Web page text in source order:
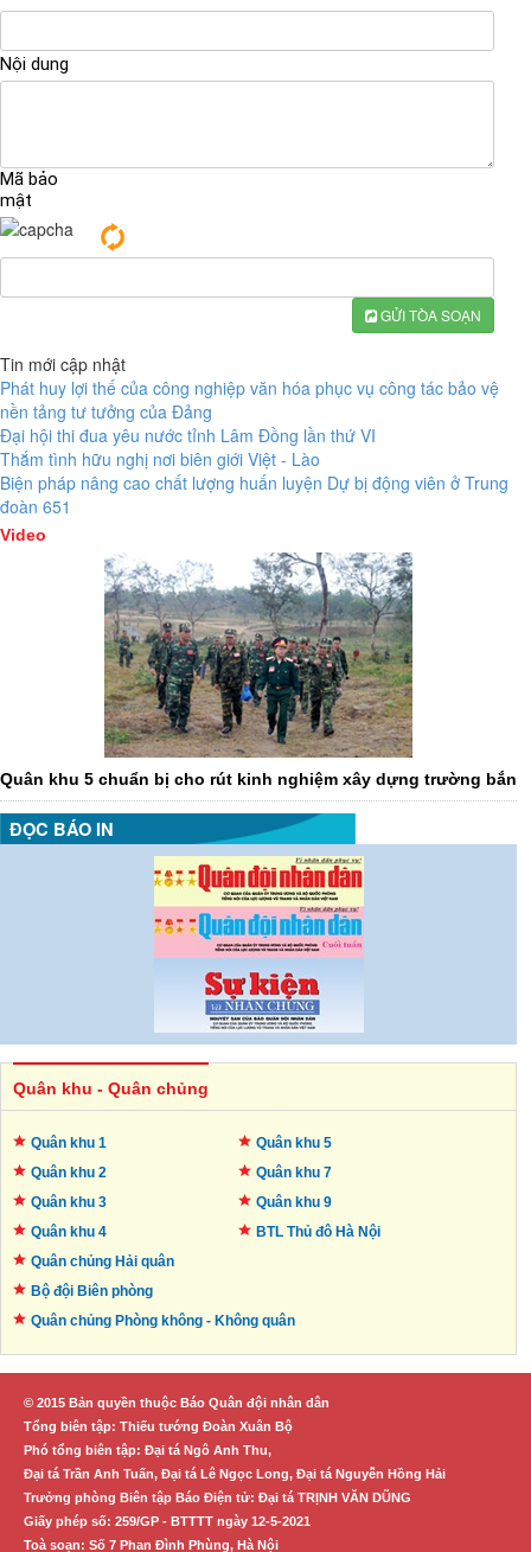
Nội dung
Mã bảo
mật
GỬI TÒA SOẠN
Tin mới cập nhật
Phát huy lợi thế của công nghiệp văn hóa phục vụ công tác bảo vệ
nền tảng tư tưởng của Đảng
Đại hội thi đua yêu nước tỉnh Lâm Đồng lần thứ VI
Thắm tình hữu nghị nơi biên giới Việt - Lào
Biện pháp nâng cao chất lượng huấn luyện Dự bị động viên ở Trung
đoàn 651
Video
Quân khu 5 chuẩn bị cho rút kinh nghiệm xây dựng trường bắn
ĐỌC BÁO IN
Quân khu - Quân chủng
Quân khu 1
Quân khu 2
Quân khu 3
Quân khu 4
Quân khu 5
Quân khu 7
Quân khu 9
BTL Thủ đô Hà Nội
Quân chủng Hải quân
Bộ đội Biên phòng
Quân chủng Phòng không - Không quân
© 2015 Bản quyền thuộc Báo Quân đội nhân dân
Tổng biên tập: Thiếu tướng Đoàn Xuân Bộ
Phó tổng biên tập: Đại tá Ngô Anh Thu,
Đại tá Trần Anh Tuấn, Đại tá Lê Ngọc Long, Đại tá Nguyễn Hồng Hải
Trưởng phòng Biên tập Báo Điện tử: Đại tá TRỊNH VĂN DŨNG
Giấy phép số: 259/GP - BTTTT ngày 12-5-2021
Toà soạn: Số 7 Phan Đình Phùng, Hà Nội